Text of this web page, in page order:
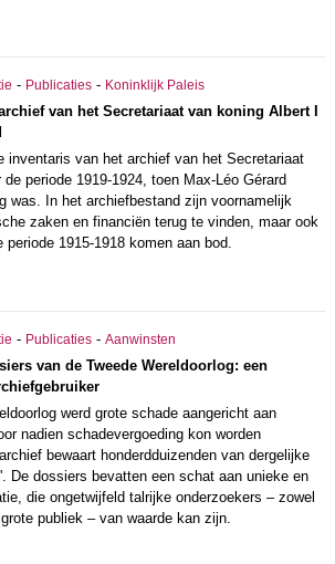
- Publicaties- Koninklijk Paleis
van het Secretariaat van koning Albert I
inventaris van het archief van het Secretariaat
periode 1919-1924, toen Max-Léo Gérard
was. In het archiefbestand zijn voornamelijk
zaken en financiën terug te vinden, maar ook
1915-1918 komen aan bod.
- Publicaties- Aanwinsten
van de Tweede Wereldoorlog: een
werd grote schade aangericht aan
nadien schadevergoeding kon worden
bewaart honderdduizenden van dergelijke
De dossiers bevatten een schat aan unieke en
die ongetwijfeld talrijke onderzoekers – zowel
publiek – van waarde kan zijn.